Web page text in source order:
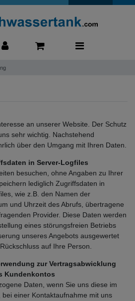
an unserer Website. Der Schutz
sehr wichtig. Nachstehend
über den Umgang mit Ihren Daten.
in Server-Logfiles
besuchen, ohne Angaben zu Ihrer
lediglich Zugriffsdaten in
wie z.B. den Namen der
und Uhrzeit des Abrufs, übertragene
Provider. Diese Daten werden
eines störungsfreien Betriebs
unseres Angebots ausgewertet
auf Ihre Person.
zur Vertragsabwicklung
Kundenkontos
Daten, wenn Sie uns diese im
einer Kontaktaufnahme mit uns